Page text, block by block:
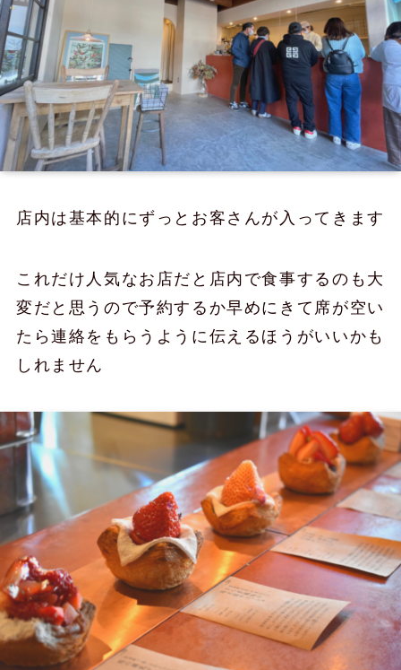
店内は基本的にずっとお客さんが入ってきます
これだけ人気なお店だと店内で食事するのも大
変だと思うので予約するか早めにきて席が空い
たら連絡をもらうように伝えるほうがいいかも
しれません